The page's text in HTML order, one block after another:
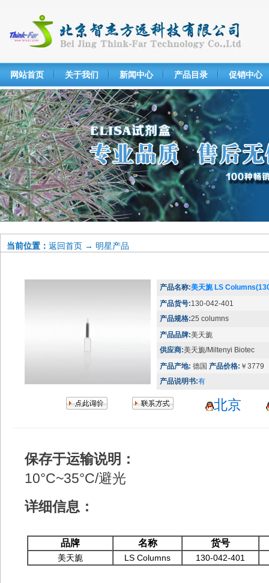
网站首页 关于我们 新闻中心 产品目录 促销中心
当前位置： 返回首页 → 明星产品
产品名称:美天旎 LS
产品货号:130-042-401
产品规格:25 columns
产品品牌:美天旎
供应商:美天旎/Miltenyi Biotec
产品产地: 德国 产品价格: ￥3779
产品说明书:有
北京
保存于运输说明：
10°C~35°C/避光
详细信息：
品牌 名称 货号
美天旎 LS Columns 130-042-401